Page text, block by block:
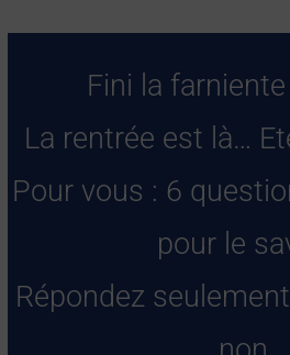
Fini la
La rentrée est là…
Pour vous : 6
pour le
Répondez